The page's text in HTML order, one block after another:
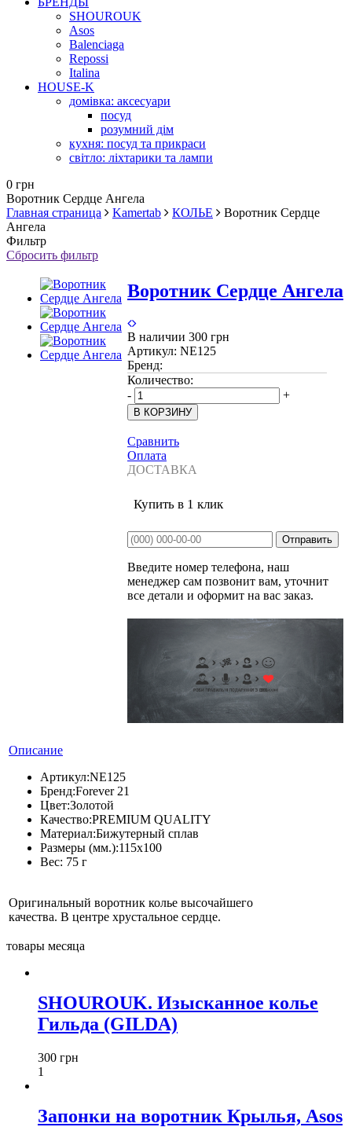
SHOUROUK
Asos
Balenciaga
Repossi
Italina
HOUSE-K
домівка: аксесуари
посуд
розумний дім
кухня: посуд та прикраси
світло: ліхтарики та лампи
0 грн
Воротник Сердце Ангела
Главная страница
Kamertab КОЛЬЕ
Воротник Сердце
Ангела
Фильтр
Сбросить фильтр
Воротник Сердце Ангела
В наличии 300 грн
Артикул: NE125
Бренд:
Количество:
-
+
Сравнить
Оплата
ДОСТАВКА
Купить в 1 клик
Введите номер телефона, наш
менеджер сам позвонит вам, уточнит
все детали и оформит на вас заказ.
Описание
Артикул:NE125
Бренд:Forever 21
Цвет:Золотой
Качество:PREMIUM QUALITY
Материал:Бижутерный сплав
Размеры (мм.):115х100
Вес: 75 г
Оригинальный воротник колье высочайшего
качества. В центре хрустальное сердце.
товары месяца
SHOUROUK. Изысканное колье
Гильда (GILDA)
300 грн
1
Запонки на воротник Крылья, Asos